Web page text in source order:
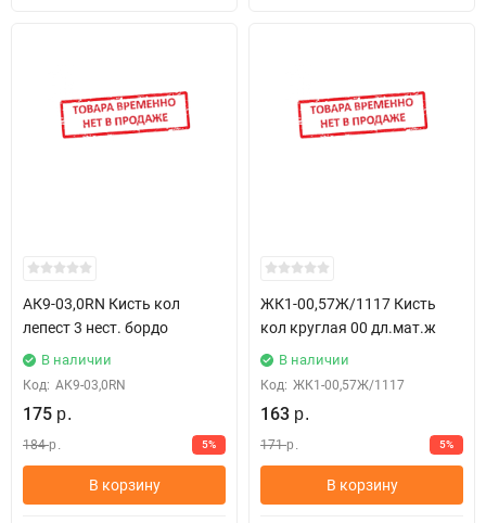
АК9-03,0RN Кисть кол
лепест 3 нест. бордо
В наличии
Код: АК9-03,0RN
175 р.
184 р. 5%
В корзину
ЖК1-00,57Ж/1117 Кисть
кол круглая 00 дл.мат.ж
В наличии
Код: ЖК1-00,57Ж/1117
163 р.
171 р. 5%
В корзину